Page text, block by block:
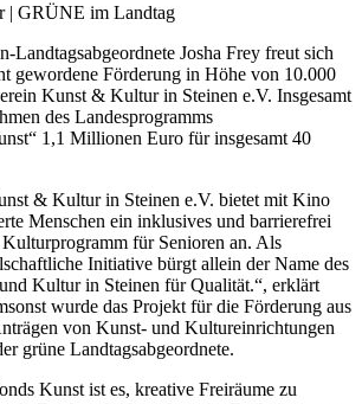
| GRÜNE im Landtag
Landtagsabgeordnete Josha Frey freut sich
gewordene Förderung in Höhe von 10.000
Kunst & Kultur in Steinen e.V. Insgesamt
des Landesprogramms
1,1 Millionen Euro für insgesamt 40
& Kultur in Steinen e.V. bietet mit Kino
Menschen ein inklusives und barrierefrei
für Senioren an. Als
Initiative bürgt allein der Name des
Kultur in Steinen für Qualität.“, erklärt
wurde das Projekt für die Förderung aus
von Kunst- und Kultureinrichtungen
grüne Landtagsabgeordnete.
Kunst ist es, kreative Freiräume zu